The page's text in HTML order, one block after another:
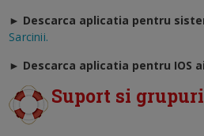
► Descarca aplicatia pentru
Sarcinii.
► Descarca aplicatia pentru IOS
Suport si